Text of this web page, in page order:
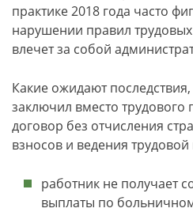
практике 2018 года часто
нарушении правил
влечет за собой
Какие ожидают
заключил вместо трудового
договор без отчисления
взносов и ведения
работник не получает
выплаты по